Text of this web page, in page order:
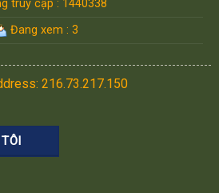
truy cập : 1440338
Đang xem : 3
216.73.217.150